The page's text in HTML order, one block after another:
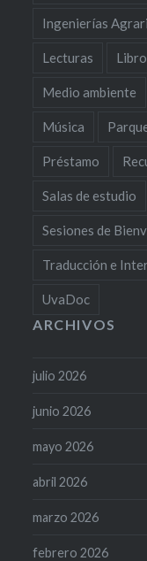
Ingenierías
Lecturas
Medio ambiente
Música
Préstamo
Salas de estudio
Sesiones de
Traducción e
UvaDoc
ARCHIVOS
julio 2026
junio 2026
mayo 2026
abril 2026
marzo 2026
febrero 2026